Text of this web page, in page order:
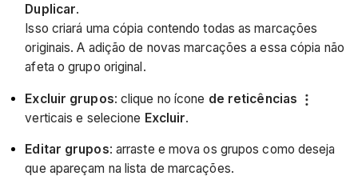
Duplicar.
Isso criará uma cópia contendo todas as marcações
originais. A adição de novas marcações a essa cópia não
afeta o grupo original.
Excluir grupos: clique no ícone de reticências
verticais e selecione Excluir.
Editar grupos: arraste e mova os grupos como deseja
que apareçam na lista de marcações.